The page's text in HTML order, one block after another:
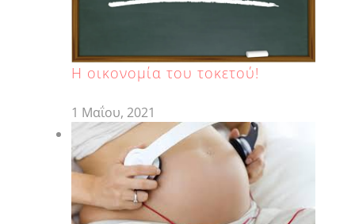
H οικονομία του τοκετού!
1 Μαΐου, 2021